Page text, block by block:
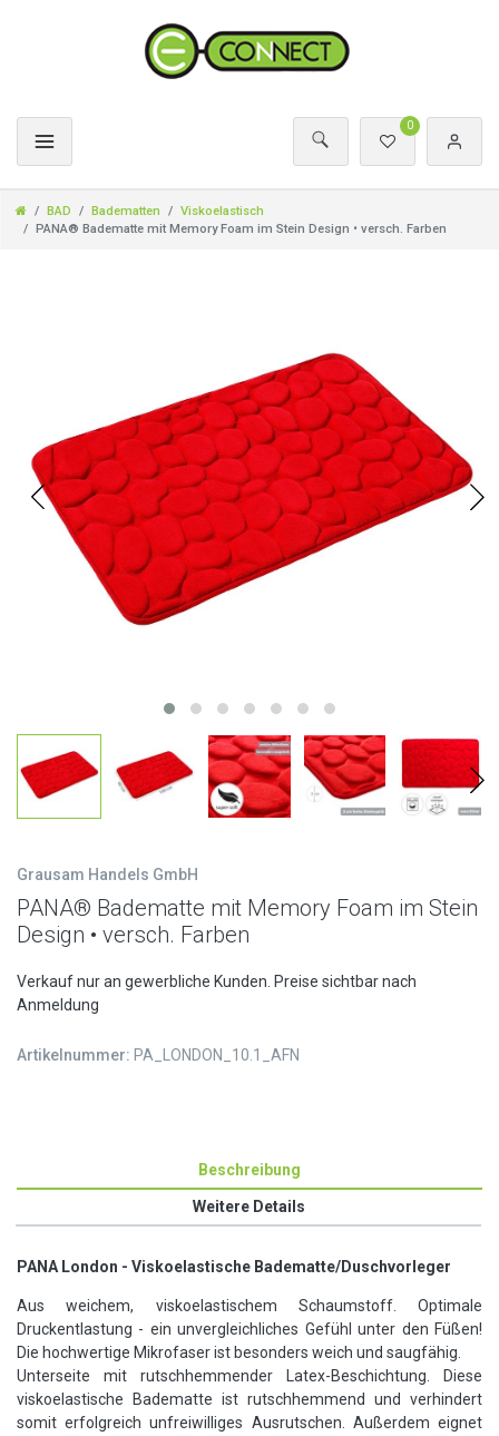
0
BAD Badematten
Viskoelastisch
PANA® Badematte mit Memory Foam im Stein Design • versch. Farben
Grausam Handels GmbH
PANA® Badematte mit Memory Foam im Stein
Design • versch. Farben
Verkauf nur an gewerbliche Kunden. Preise sichtbar nach
Anmeldung
Artikelnummer: PA_LONDON_10.1_AFN
Beschreibung
Weitere Details
PANA London - Viskoelastische Badematte/Duschvorleger
Aus weichem, viskoelastischem Schaumstoff. Optimale
Druckentlastung - ein unvergleichliches Gefühl unter den Füßen!
Die hochwertige Mikrofaser ist besonders weich und saugfähig.
Unterseite mit rutschhemmender Latex-Beschichtung. Diese
viskoelastische Badematte ist rutschhemmend und verhindert
somit erfolgreich unfreiwilliges Ausrutschen. Außerdem eignet